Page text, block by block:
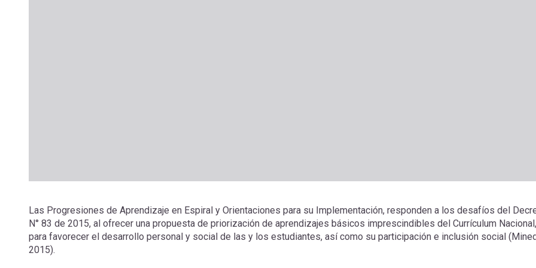
Las Progresiones de Aprendizaje en Espiral y Orientaciones para su Implementación, responden a los desafíos del
N° 83 de 2015, al ofrecer una propuesta de priorización de aprendizajes básicos imprescindibles del Currículum Nacional,
para favorecer el desarrollo personal y social de las y los estudiantes, así como su participación e inclusión social
2015).